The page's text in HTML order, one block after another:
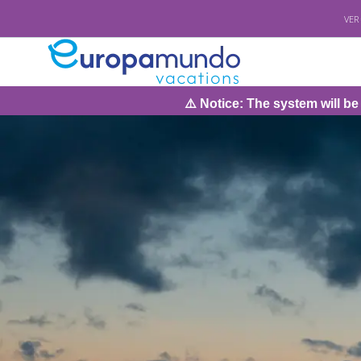
⚠️ Notice: The system will be under